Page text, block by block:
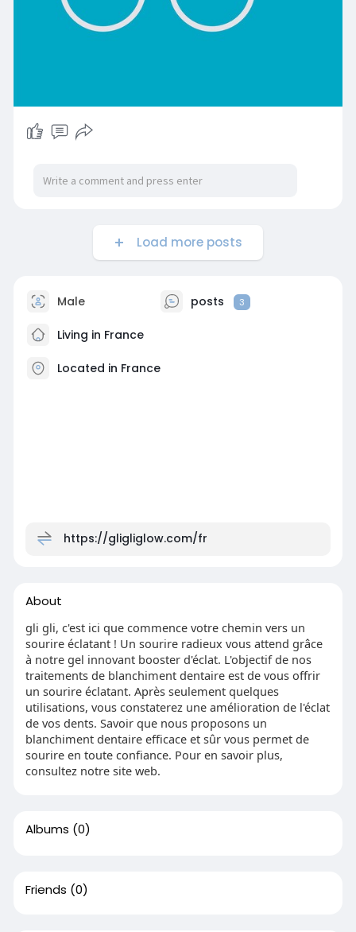
Load more posts
Male posts 3
Living in France
Located in France
https://gligliglow.com/fr
About
gli gli, c'est ici que commence votre chemin vers un
sourire éclatant ! Un sourire radieux vous attend grâce
à notre gel innovant booster d'éclat. L'objectif de nos
traitements de blanchiment dentaire est de vous offrir
un sourire éclatant. Après seulement quelques
utilisations, vous constaterez une amélioration de l'éclat
de vos dents. Savoir que nous proposons un
blanchiment dentaire efficace et sûr vous permet de
sourire en toute confiance. Pour en savoir plus,
consultez notre site web.
Albums (0)
Friends (0)